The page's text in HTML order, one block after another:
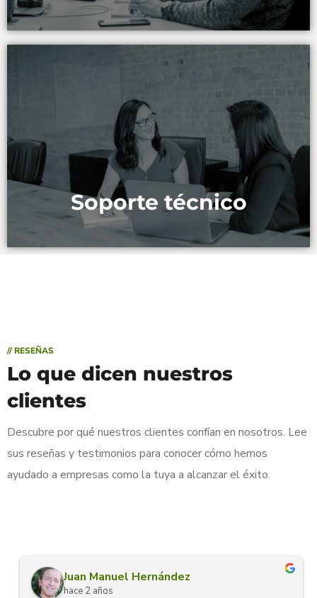
Ofrecemos asistencia técnica continua para
garantizar que tus sistemas funcionen sin problemas
MÁS INFORMACIÓN
Soporte técnico
// RESEÑAS
Lo que dicen nuestros
clientes
Descubre por qué nuestros clientes confían en nosotros. Lee
sus reseñas y testimonios para conocer cómo hemos
ayudado a empresas como la tuya a alcanzar el éxito.
Juan Manuel Hernández
hace 2 años